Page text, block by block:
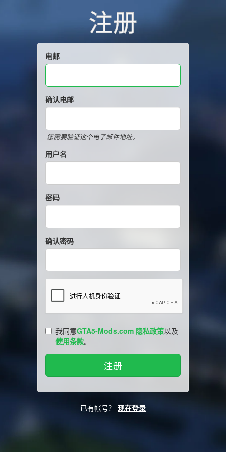
注册
电邮
确认电邮
您需要验证这个电子邮件地址。
用户名
密码
确认密码
我同意GTA5-Mods.com 隐私政策以及
使用条款。
已有帐号？ 现在登录